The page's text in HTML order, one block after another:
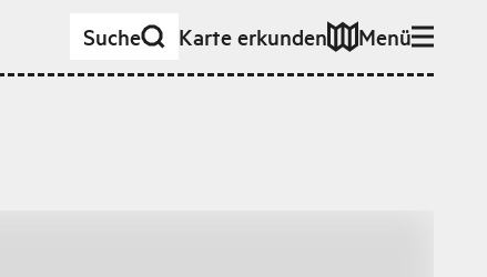
Suche Karte erkunden Menü